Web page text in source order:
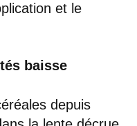
et le
baisse
depuis